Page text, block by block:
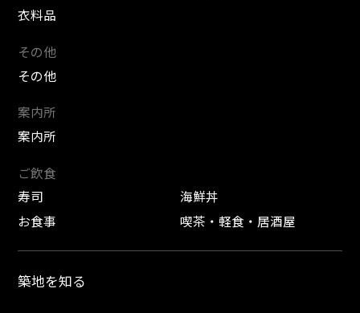
衣料品
その他
その他
案内所
案内所
ご飲食
寿司
海鮮丼
お食事
喫茶・軽食・居酒屋
築地を知る